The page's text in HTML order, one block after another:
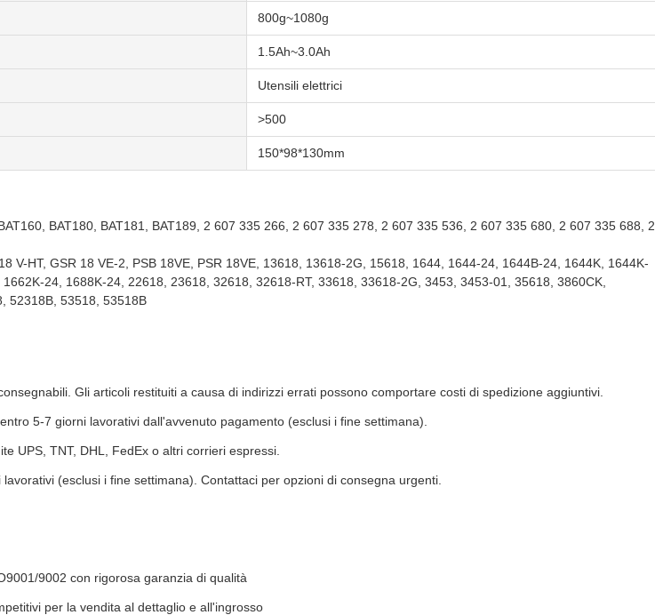
800g~1080g
1.5Ah~3.0Ah
Utensili elettrici
>500
150*98*130mm
BAT180, BAT181, BAT189, 2 607 335 266, 2 607 335 278, 2 607 335 536, 2 607 335 680, 2 607 335 688, 2
V-HT, GSR 18 VE-2, PSB 18VE, PSR 18VE, 13618, 13618-2G, 15618, 1644, 1644-24, 1644B-24, 1644K, 1644K-
24, 1688K-24, 22618, 23618, 32618, 32618-RT, 33618, 33618-2G, 3453, 3453-01, 35618, 3860CK,
52318B, 53518, 53518B
Gli articoli restituiti a causa di indirizzi errati possono comportare costi di spedizione aggiuntivi.
5-7 giorni lavorativi dall'avvenuto pagamento (esclusi i fine settimana).
UPS, TNT, DHL, FedEx o altri corrieri espressi.
(esclusi i fine settimana). Contattaci per opzioni di consegna urgenti.
9002 con rigorosa garanzia di qualità
per la vendita al dettaglio e all'ingrosso